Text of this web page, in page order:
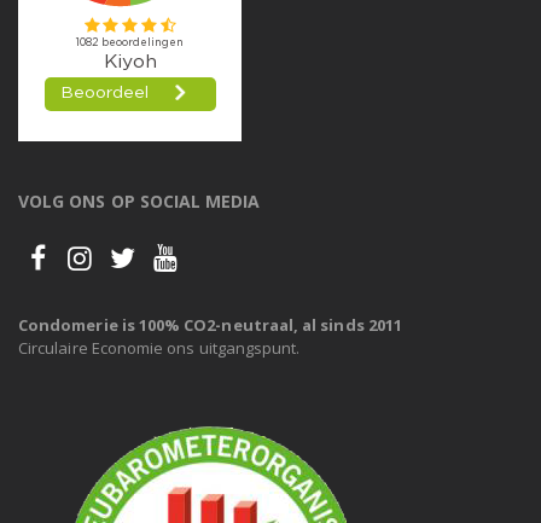
VOLG ONS OP SOCIAL MEDIA
Condomerie is 100% CO2-neutraal, al sinds 2011
Circulaire Economie ons uitgangspunt.